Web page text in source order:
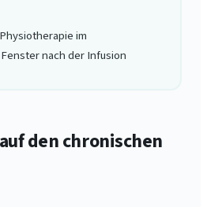
im
nach der Infusion
den chronischen